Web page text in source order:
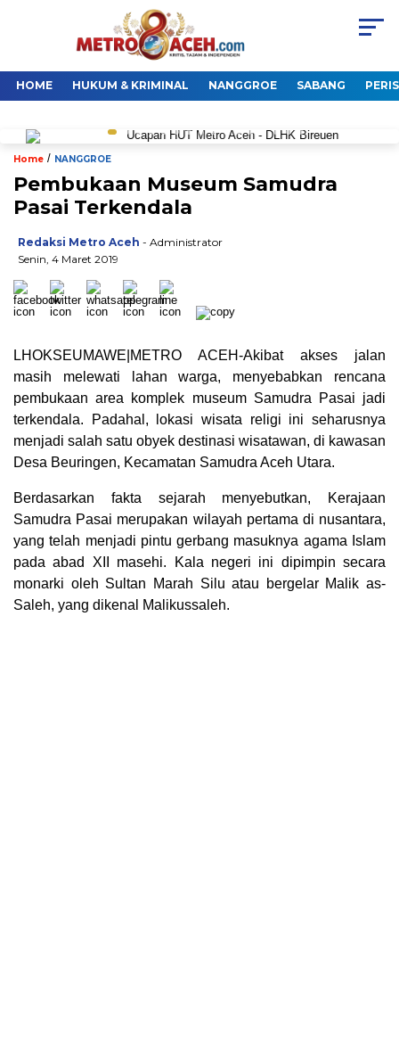
HOME HUKUM & KRIMINAL NANGGROE SABANG
Home / NANGGROE
Pembukaan Museum Samudra
Pasai Terkendala
Redaksi Metro Aceh - Administrator
Senin, 4 Maret 2019
LHOKSEUMAWE|METRO ACEH-Akibat akses jalan
masih melewati lahan warga, menyebabkan rencana
pembukaan area komplek museum Samudra Pasai jadi
terkendala. Padahal, lokasi wisata religi ini seharusnya
menjadi salah satu obyek destinasi wisatawan, di kawasan
Desa Beuringen, Kecamatan Samudra Aceh Utara.
Berdasarkan fakta sejarah menyebutkan, Kerajaan
Samudra Pasai merupakan wilayah pertama di nusantara,
yang telah menjadi pintu gerbang masuknya agama Islam
pada abad XII masehi. Kala negeri ini dipimpin secara
monarki oleh Sultan Marah Silu atau bergelar Malik as-
Saleh, yang dikenal Malikussaleh.